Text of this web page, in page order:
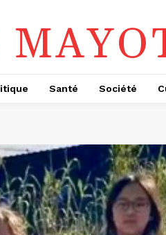
Santé Société